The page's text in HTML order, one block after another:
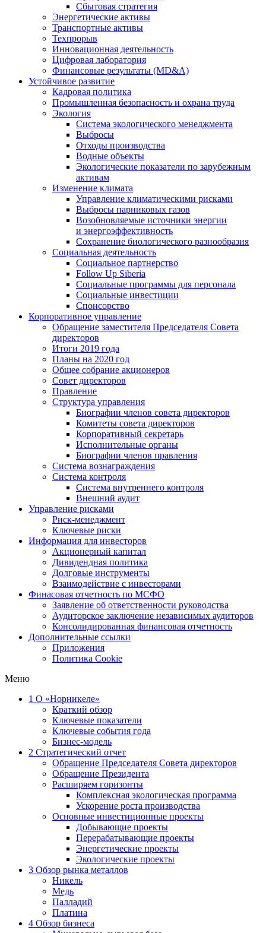
Сбытовая стратегия
Энергетические активы
Транспортные активы
Техпрорыв
Инновационная деятельность
Цифровая лаборатория
Финансовые результаты (MD&A)
Устойчивое развитие
Кадровая политика
Промышленная безопасность и охрана труда
Экология
Система экологического менеджмента
Выбросы
Отходы производства
Водные объекты
Экологические показатели по зарубежным
активам
Изменение климата
Управление климатическими рисками
Выбросы парниковых газов
Возобновляемые источники энергии
и энергоэффективность
Сохранение биологического разнообразия
Социальная деятельность
Социальное партнерство
Follow Up Siberia
Социальные программы для персонала
Социальные инвестиции
Спонсорство
Корпоративное управление
Обращение заместителя Председателя Совета
директоров
Итоги 2019 года
Планы на 2020 год
Общее собрание акционеров
Совет директоров
Правление
Структура управления
Биографии членов совета директоров
Комитеты совета директоров
Корпоративный секретарь
Исполнительные органы
Биографии членов правления
Система вознаграждения
Система контроля
Система внутреннего контроля
Внешний аудит
Управление рисками
Риск-менеджмент
Ключевые риски
Информация для инвесторов
Акционерный капитал
Дивидендная политика
Долговые инструменты
Взаимодействие с инвеcторами
Финасовая отчетность по МСФО
Заявление об ответственности руководства
Аудиторское заключение независимых аудиторов
Консолидированная финансовая отчетность
Дополнительные ссылки
Приложения
Политика Cookie
Меню
1 О «Норникеле»
Краткий обзор
Ключевые показатели
Ключевые события года
Бизнес-модель
2 Стратегический отчет
Обращение Председателя Совета директоров
Обращение Президента
Расширяем горизонты
Комплексная экологическая программа
Ускорение роста производства
Основные инвестиционные проекты
Добывающие проекты
Перерабатывающие проекты
Энергетические проекты
Экологические проекты
3 Обзор рынка металлов
Никель
Медь
Палладий
Платина
4 Обзор бизнеса